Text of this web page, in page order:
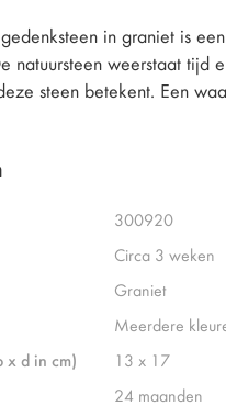
in graniet is
natuursteen weerstaat tijd
steen betekent. Een
300920
Circa 3 weken
Graniet
Meerdere
x d in cm)
13 x 17
24 maanden